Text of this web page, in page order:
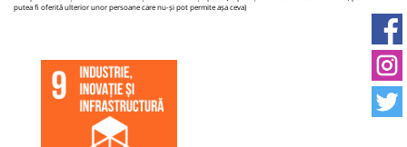
putea fi oferită ulterior unor persoane care nu-și pot permite așa ceva)